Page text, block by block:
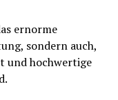
ernorme
sondern auch,
und hochwertige